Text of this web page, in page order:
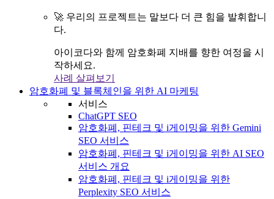
🚀 우리의 프로젝트는 말보다 더 큰 힘을 발휘합니
다.
아이코다와 함께 암호화폐 지배를 향한 여정을 시
작하세요.
사례 살펴보기
암호화폐 및 블록체인을 위한 AI 마케팅
서비스
ChatGPT SEO
암호화폐, 핀테크 및 i게이밍을 위한 Gemini
SEO 서비스
암호화폐, 핀테크 및 i게이밍을 위한 AI SEO
서비스 개요
암호화폐, 핀테크 및 i게이밍을 위한
Perplexity SEO 서비스